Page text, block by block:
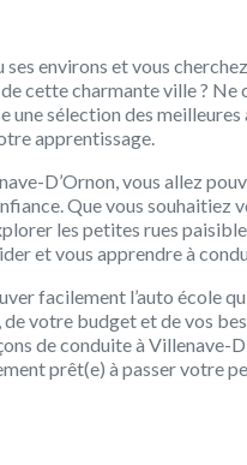
environs et vous
cette charmante ville ?
une sélection des
apprentissage.
D’Ornon, vous allez
Que vous souhaitiez
les petites rues
et vous apprendre à
facilement l’auto école
votre budget et de vos
de conduite à Villenave-
prêt(e) à passer votre